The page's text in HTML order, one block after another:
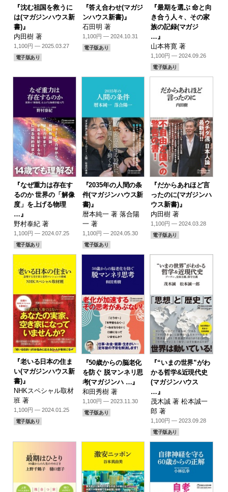
『沈む祖国を救うに
は(マガジンハウス新
書)』
内田樹 著
1,100円 — 2025.03.27
電子版あり
『答え合わせ(マガジ
ンハウス新書)』
石田明 著
1,100円 — 2024.10.31
電子版あり
『最期を選ぶ 命と向
き合う人々、その家
族の記録(マガジ
…』
山本将寛 著
1,100円 — 2024.09.26
電子版あり
『なぜ重力は存在す
るのか 世界の「解像
度」を上げる物理
…』
野村泰紀 著
1,100円 — 2024.07.25
電子版あり
『2035年の人間の条
件(マガジンハウス新
書)』
暦本純一 著 落合陽
一 著
1,100円 — 2024.05.30
電子版あり
『だからあれほど言
ったのに(マガジンハ
ウス新書)』
内田樹 著
1,100円 — 2024.03.28
電子版あり
『老いる日本の住ま
い(マガジンハウス新
書)』
NHKスペシャル取材
班 著
1,100円 — 2024.01.25
電子版あり
『50歳からの脳老化
を防ぐ 脱マンネリ思
考(マガジンハ …』
和田秀樹 著
1,100円 — 2023.11.30
電子版あり
『“いまの世界”がわ
かる哲学&近現代史
(マガジンハウス
…』
茂木誠 著 松本誠一
郎 著
1,100円 — 2023.09.28
電子版あり